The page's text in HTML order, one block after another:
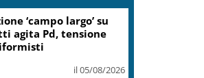
‘campo largo’ su
agita Pd, tensione
il 05/08/2026